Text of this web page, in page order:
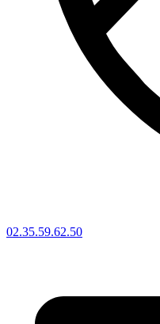
02.35.59.62.50